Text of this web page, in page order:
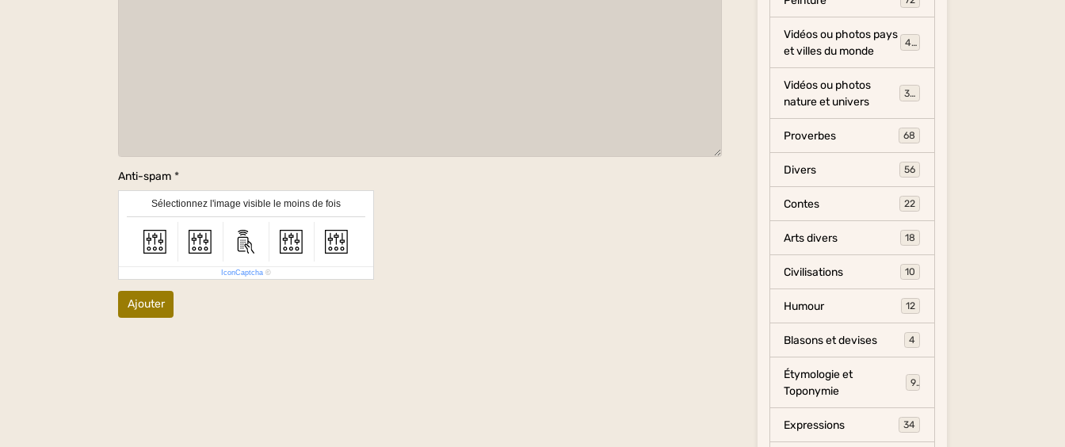
Anti-spam
Sélectionnez l'image visible le moins de fois
IconCaptcha ©
Ajouter
Vidéos ou photos pays
et villes du monde
454
Vidéos ou photos
nature et univers
325
Proverbes 68
Divers 56
Contes 22
Arts divers 18
Civilisations 10
Humour 12
Blasons et devises 4
Étymologie et
Toponymie
9
Expressions 34